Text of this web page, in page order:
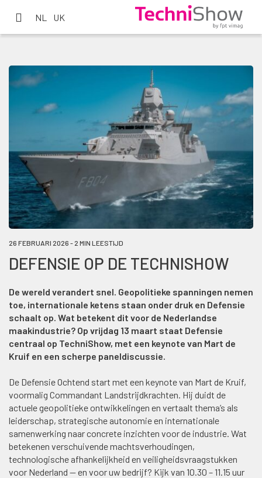
NL UK
26 FEBRUARI 2026 - 2 MIN LEESTIJD
DEFENSIE OP DE TECHNISHOW
De wereld verandert snel. Geopolitieke spanningen nemen
toe, internationale ketens staan onder druk en Defensie
schaalt op. Wat betekent dit voor de Nederlandse
maakindustrie? Op vrijdag 13 maart staat Defensie
centraal op TechniShow, met een keynote van Mart de
Kruif en een scherpe paneldiscussie.
De Defensie Ochtend start met een keynote van Mart de Kruif,
voormalig Commandant Landstrijdkrachten. Hij duidt de
actuele geopolitieke ontwikkelingen en vertaalt thema’s als
leiderschap, strategische autonomie en internationale
samenwerking naar concrete inzichten voor de industrie. Wat
betekenen verschuivende machtsverhoudingen,
technologische afhankelijkheid en veiligheidsvraagstukken
voor Nederland — en voor uw bedrijf? Kijk van 10.30 – 11.15 uur